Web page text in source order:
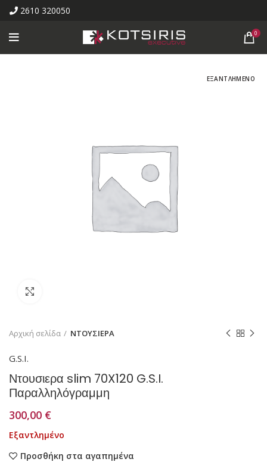
2610 320050
0
ΕΞΑΝΤΛΗΜΕΝΟ
Αρχική σελίδα ΝΤΟΥΣΙΕΡΑ
G.S.I.
Ντουσιερα slim 70X120 G.S.I.
Παραλληλόγραμμη
300,00 €
Εξαντλημένο
Προσθήκη στα αγαπημένα